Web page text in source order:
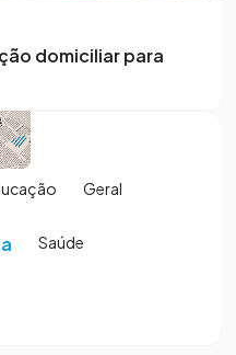
domiciliar para
Geral
Saúde